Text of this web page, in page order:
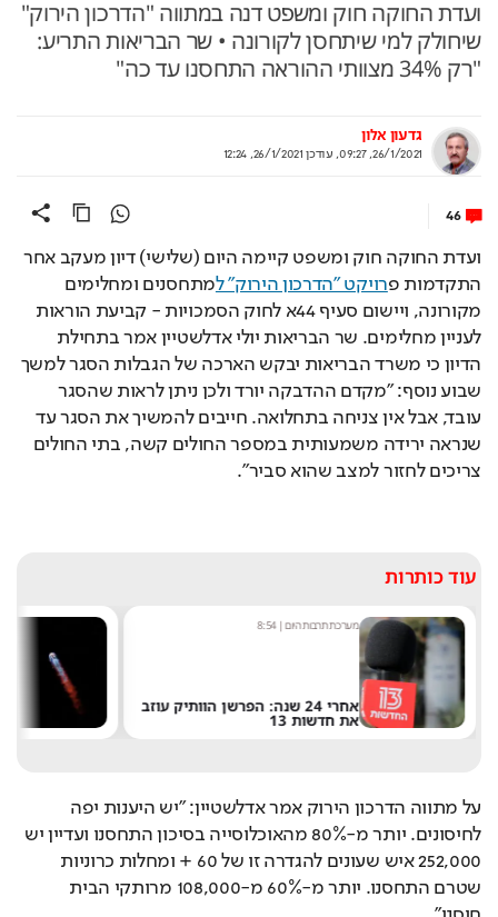
ועדת החוקה חוק ומשפט דנה במתווה "הדרכון הירוק"
שיחולק למי שיתחסן לקורונה • שר הבריאות התריע:
"רק 34% מצוותי ההוראה התחסנו עד כה"
גדעון אלון
26/1/2021, 09:27
,עודכן26/1/2021, 12:24
46
ועדת החוקה חוק ומשפט קיימה היום (שלישי) דיון מעקב אחר
התקדמות פ רויקט "הדרכון הירוק" ל
מתחסנים ומחלימים
מקורונה, ויישום סעיף 44א לחוק הסמכויות - קביעת הוראות
לעניין מחלימים. שר הבריאות יולי אדלשטיין אמר בתחילת
הדיון כי משרד הבריאות יבקש הארכה של הגבלות הסגר למשך
שבוע נוסף: "מקדם ההדבקה יורד ולכן ניתן לראות שהסגר
עובד, אבל אין צניחה בתחלואה. חייבים להמשיך את הסגר עד
שנראה ירידה משמעותית במספר החולים קשה, בתי החולים
צריכים לחזור למצב שהוא סביר".
עוד כותרות
מערכת תרבות היום|
8:54
אחרי 24 שנה: הפרשן הוותיק עוזב
את חדשות 13
על מתווה הדרכון הירוק אמר אדלשטיין: "יש היענות יפה
לחיסונים. יותר מ-80% מהאוכלוסייה בסיכון התחסנו ועדיין יש
252,000 איש שעונים להגדרה זו של 60 + ומחלות כרוניות
שטרם התחסנו. יותר מ-60% מ-108,000 מרותקי הבית